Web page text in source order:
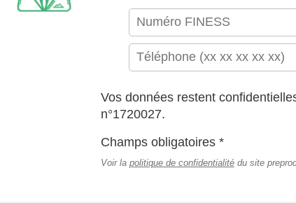
Vos données restent
n°1720027.
Champs obligatoires *
Voir la politique de confidentialitédu site